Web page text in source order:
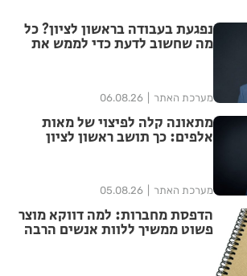
נפגעת בעבודה בראשון לציון? כל
מה שחשוב לדעת כדי לממש את
מערכת האתר 06.08.26
מתאונה קלה לפיצוי של מאות
אלפים: כך תושב ראשון לציון
מערכת האתר 05.08.26
הדפסת מחברות: למה דווקא מוצר
פשוט ממשיך ללוות אנשים הרבה